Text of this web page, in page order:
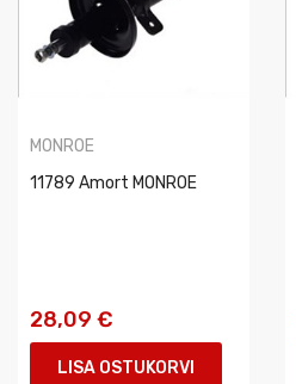
MONROE
11789 Amort MONROE
28,09 €
LISA OSTUKORVI